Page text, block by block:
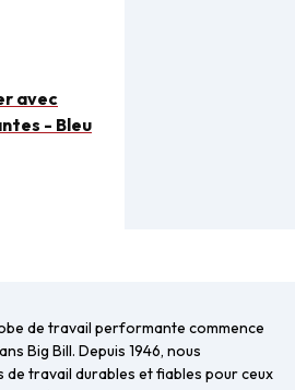
avec
- Bleu
de travail performante commence
Big Bill. Depuis 1946, nous
travail durables et fiables pour ceux